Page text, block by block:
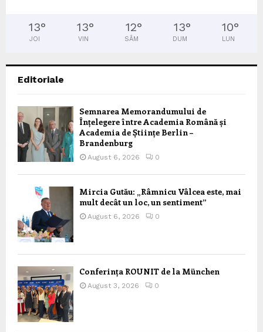
13°
JOI
13°
VIN
12°
SÂM
13°
DUM
10°
LUN
Editoriale
Semnarea Memorandumului de
Înțelegere între Academia Română și
Academia de Științe Berlin –
Brandenburg
August 6, 2026 0
Mircia Gutău: „Râmnicu Vâlcea este, mai
mult decât un loc, un sentiment”
August 6, 2026 0
Conferința ROUNIT de la München
August 3, 2026 0